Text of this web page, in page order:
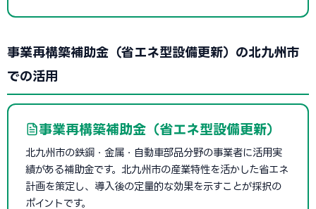
事業再構築補助金（省エネ型設備更新）の北九州市
での活用
事業再構築補助金（省エネ型設備更新）
北九州市の鉄鋼・金属・自動車部品分野の事業者に活用実
績がある補助金です。北九州市の産業特性を活かした省エネ
計画を策定し、導入後の定量的な効果を示すことが採択の
ポイントです。